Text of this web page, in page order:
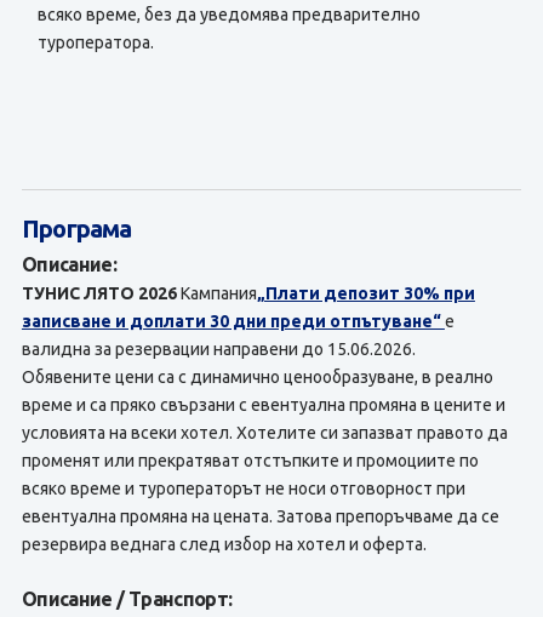
всяко време, без да уведомява предварително
туроператора.
Програма
Описание:
ТУНИС ЛЯТО 2026Кампания„Плати депозит 30% при
записване и доплати 30 дни преди отпътуване“е
валидна за резервации направени до 15.06.2026.
Обявените цени са с динамично ценообразуване, в реално
време и са пряко свързани с евентуална промяна в цените и
условията на всеки хотел. Хотелите си запазват правото да
променят или прекратяват отстъпките и промоциите по
всяко време и туроператорът не носи отговорност при
евентуална промяна на цената. Затова препоръчваме да се
резервира веднага след избор на хотел и оферта.
Описание / Транспорт: